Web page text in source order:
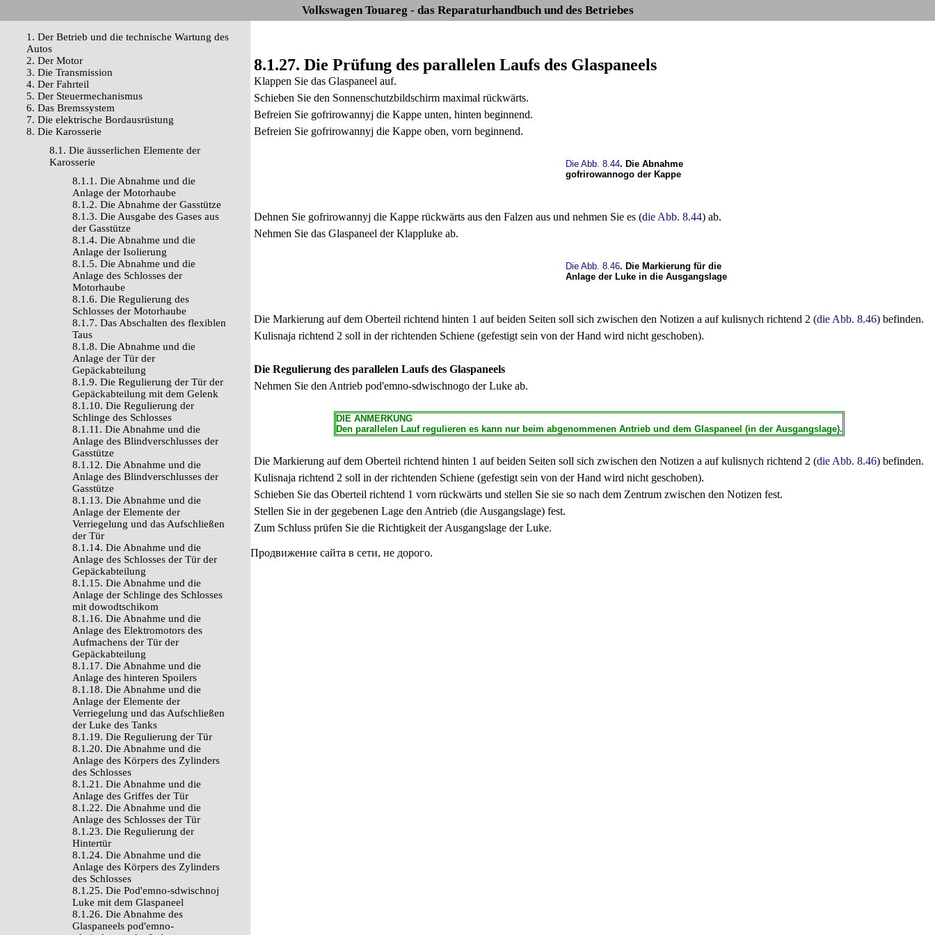
Volkswagen Touareg - das Reparaturhandbuch und des Betriebes
1. Der Betrieb und die technische Wartung des
Autos
2. Der Motor
3. Die Transmission
4. Der Fahrteil
5. Der Steuermechanismus
6. Das Bremssystem
7. Die elektrische Bordausrüstung
8. Die Karosserie
8.1. Die äusserlichen Elemente der
Karosserie
8.1.1. Die Abnahme und die
Anlage der Motorhaube
8.1.2. Die Abnahme der Gasstütze
8.1.3. Die Ausgabe des Gases aus
der Gasstütze
8.1.4. Die Abnahme und die
Anlage der Isolierung
8.1.5. Die Abnahme und die
Anlage des Schlosses der
Motorhaube
8.1.6. Die Regulierung des
Schlosses der Motorhaube
8.1.7. Das Abschalten des flexiblen
Taus
8.1.8. Die Abnahme und die
Anlage der Tür der
Gepäckabteilung
8.1.9. Die Regulierung der Tür der
Gepäckabteilung mit dem Gelenk
8.1.10. Die Regulierung der
Schlinge des Schlosses
8.1.11. Die Abnahme und die
Anlage des Blindverschlusses der
Gasstütze
8.1.12. Die Abnahme und die
Anlage des Blindverschlusses der
Gasstütze
8.1.13. Die Abnahme und die
Anlage der Elemente der
Verriegelung und das Aufschließen
der Tür
8.1.14. Die Abnahme und die
Anlage des Schlosses der Tür der
Gepäckabteilung
8.1.15. Die Abnahme und die
Anlage der Schlinge des Schlosses
mit dowodtschikom
8.1.16. Die Abnahme und die
Anlage des Elektromotors des
Aufmachens der Tür der
Gepäckabteilung
8.1.17. Die Abnahme und die
Anlage des hinteren Spoilers
8.1.18. Die Abnahme und die
Anlage der Elemente der
Verriegelung und das Aufschließen
der Luke des Tanks
8.1.19. Die Regulierung der Tür
8.1.20. Die Abnahme und die
Anlage des Körpers des Zylinders
des Schlosses
8.1.21. Die Abnahme und die
Anlage des Griffes der Tür
8.1.22. Die Abnahme und die
Anlage des Schlosses der Tür
8.1.23. Die Regulierung der
Hintertür
8.1.24. Die Abnahme und die
Anlage des Körpers des Zylinders
des Schlosses
8.1.25. Die Pod'emno-sdwischnoj
Luke mit dem Glaspaneel
8.1.26. Die Abnahme des
Glaspaneels pod'emno-
8.1.27. Die Prüfung des parallelen Laufs des Glaspaneels
Klappen Sie das Glaspaneel auf.
Schieben Sie den Sonnenschutzbildschirm maximal rückwärts.
Befreien Sie gofrirowannyj die Kappe unten, hinten beginnend.
Befreien Sie gofrirowannyj die Kappe oben, vorn beginnend.
Die Abb. 8.44. Die Abnahme
gofrirowannogo der Kappe
Dehnen Sie gofrirowannyj die Kappe rückwärts aus den Falzen aus und nehmen Sie es (die Abb. 8.44) ab.
Nehmen Sie das Glaspaneel der Klappluke ab.
Die Abb. 8.46. Die Markierung für die
Anlage der Luke in die Ausgangslage
Die Markierung auf dem Oberteil richtend hinten 1 auf beiden Seiten soll sich zwischen den Notizen a auf kulisnych richtend 2 (die Abb. 8.46) befinden.
Kulisnaja richtend 2 soll in der richtenden Schiene (gefestigt sein von der Hand wird nicht geschoben).
Die Regulierung des parallelen Laufs des Glaspaneels
Nehmen Sie den Antrieb pod'emno-sdwischnogo der Luke ab.
DIE ANMERKUNG
Den parallelen Lauf regulieren es kann nur beim abgenommenen Antrieb und dem Glaspaneel (in der Ausgangslage).
Die Markierung auf dem Oberteil richtend hinten 1 auf beiden Seiten soll sich zwischen den Notizen a auf kulisnych richtend 2 (die Abb. 8.46) befinden.
Kulisnaja richtend 2 soll in der richtenden Schiene (gefestigt sein von der Hand wird nicht geschoben).
Schieben Sie das Oberteil richtend 1 vorn rückwärts und stellen Sie sie so nach dem Zentrum zwischen den Notizen fest.
Stellen Sie in der gegebenen Lage den Antrieb (die Ausgangslage) fest.
Zum Schluss prüfen Sie die Richtigkeit der Ausgangslage der Luke.
Продвижение сайта в сети, не дорого.